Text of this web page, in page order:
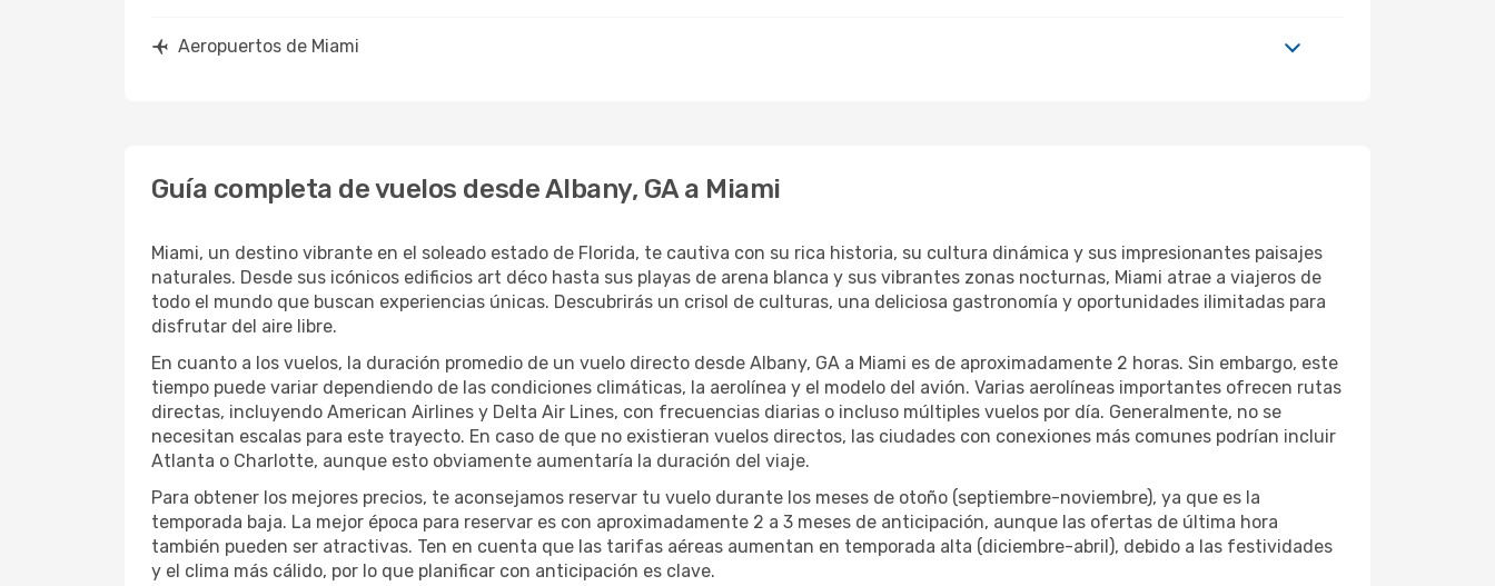
Aeropuertos de Miami
Guía completa de vuelos desde Albany, GA a Miami
Miami, un destino vibrante en el soleado estado de Florida, te cautiva con su rica historia, su cultura dinámica y sus impresionantes paisajes
naturales. Desde sus icónicos edificios art déco hasta sus playas de arena blanca y sus vibrantes zonas nocturnas, Miami atrae a viajeros de
todo el mundo que buscan experiencias únicas. Descubrirás un crisol de culturas, una deliciosa gastronomía y oportunidades ilimitadas para
disfrutar del aire libre.
En cuanto a los vuelos, la duración promedio de un vuelo directo desde Albany, GA a Miami es de aproximadamente 2 horas. Sin embargo, este
tiempo puede variar dependiendo de las condiciones climáticas, la aerolínea y el modelo del avión. Varias aerolíneas importantes ofrecen rutas
directas, incluyendo American Airlines y Delta Air Lines, con frecuencias diarias o incluso múltiples vuelos por día. Generalmente, no se
necesitan escalas para este trayecto. En caso de que no existieran vuelos directos, las ciudades con conexiones más comunes podrían incluir
Atlanta o Charlotte, aunque esto obviamente aumentaría la duración del viaje.
Para obtener los mejores precios, te aconsejamos reservar tu vuelo durante los meses de otoño (septiembre-noviembre), ya que es la
temporada baja. La mejor época para reservar es con aproximadamente 2 a 3 meses de anticipación, aunque las ofertas de última hora
también pueden ser atractivas. Ten en cuenta que las tarifas aéreas aumentan en temporada alta (diciembre-abril), debido a las festividades
y el clima más cálido, por lo que planificar con anticipación es clave.